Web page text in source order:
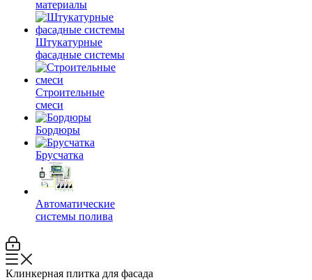
материалы
Штукатурные
фасадные системы
Строительные
смеси
Бордюры
Брусчатка
Автоматические
системы полива
Клинкерная плитка для фасада